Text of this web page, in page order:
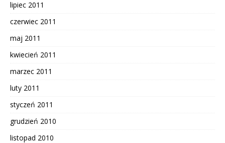
lipiec 2011
czerwiec 2011
maj 2011
kwiecień 2011
marzec 2011
luty 2011
styczeń 2011
grudzień 2010
listopad 2010